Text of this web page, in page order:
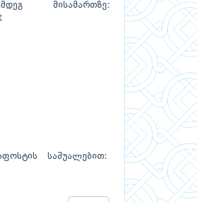
მისამართზე:
საშუალებით: